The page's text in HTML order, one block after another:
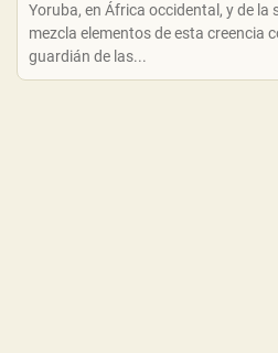
Yoruba, en África occidental, y de la
mezcla elementos de esta creencia
guardián de las...